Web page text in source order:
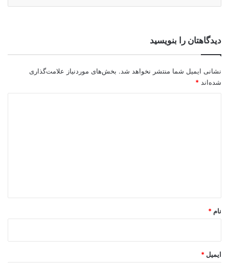
دیدگاهتان را بنویسید
نشانی ایمیل شما منتشر نخواهد شد. بخش‌های موردنیاز علامت‌گذاری
شده‌اند *
نام *
ایمیل *